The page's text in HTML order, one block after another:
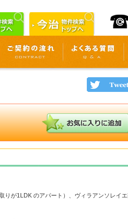
が1LDK のアパート）、ヴィラアンソレイ